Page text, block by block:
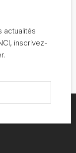
actualités
inscrivez-